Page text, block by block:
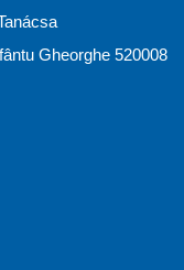
Gheorghe 520008